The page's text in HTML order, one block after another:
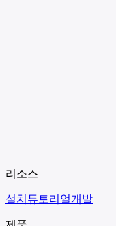
리소스
설치 튜토리얼개발